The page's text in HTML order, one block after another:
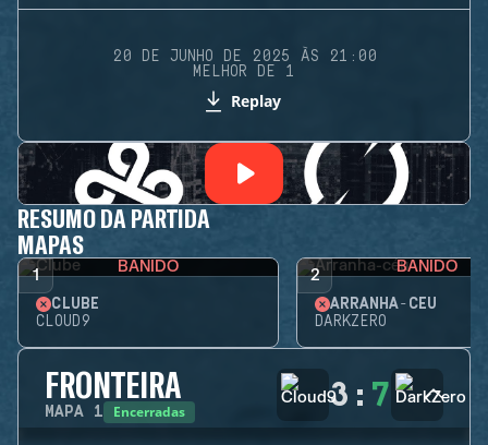
20 DE JUNHO DE 2025 ÀS 21:00
MELHOR DE 1
Replay
RESUMO DA PARTIDA
MAPAS
1 BANIDO
CLUBE
CLOUD9
2 BANIDO
ARRANHA-CÉU
DARKZERO
FRONTEIRA
MAPA 1 Encerradas 3 : 7